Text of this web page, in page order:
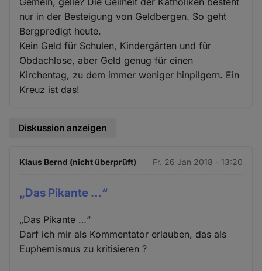
nur in der Besteigung von Geldbergen. So geht
Bergpredigt heute.
Kein Geld für Schulen, Kindergärten und für
Obdachlose, aber Geld genug für einen
Kirchentag, zu dem immer weniger hinpilgern. Ein
Kreuz ist das!
Diskussion anzeigen
Klaus Bernd (nicht überprüft) Fr. 26 Jan 2018 - 13:20
„Das Pikante …“
„Das Pikante …“
Darf ich mir als Kommentator erlauben, das als
Euphemismus zu kritisieren ?